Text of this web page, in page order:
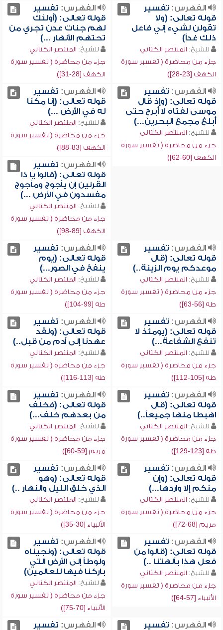
الفهرس: تفسير
قوله تعالى: (ولا
تقولن لشيء إني فاعل
ذلك غداً)
للشيخ: المنتصر الكتاني
جزء من محاضرة ( تفسير سورة
الكهف [23-28])
الفهرس: تفسير
قوله تعالى: (أولئك
لهم جنات عدن تجري من
تحتهم الأنهار ...)
للشيخ: المنتصر الكتاني
جزء من محاضرة ( تفسير سورة
الكهف [28-31])
الفهرس: تفسير
قوله تعالى: (وإذ قال
موسى لفتاه لا أبرح حتى
أبلغ مجمع البحرين...)
للشيخ: المنتصر الكتاني
جزء من محاضرة ( تفسير سورة
الكهف [60-62])
الفهرس: تفسير
قوله تعالى: (إنا مكنا
له في الأرض ...)
للشيخ: المنتصر الكتاني
جزء من محاضرة ( تفسير سورة
الكهف [83-88])
الفهرس: تفسير
قوله تعالى: (قالوا يا ذا
القرنين إن يأجوج ومأجوج
مفسدون في الأرض ...)
للشيخ: المنتصر الكتاني
جزء من محاضرة ( تفسير سورة
الكهف [89-98])
الفهرس: تفسير
قوله تعالى: (قال
موعدكم يوم الزينة..)
للشيخ: المنتصر الكتاني
جزء من محاضرة ( تفسير سورة
طه [56-63])
الفهرس: تفسير
قوله تعالى: (يوم
ينفخ في الصور...)
للشيخ: المنتصر الكتاني
جزء من محاضرة ( تفسير سورة
طه [99-104])
الفهرس: تفسير
قوله تعالى: (يومئذ لا
تنفع الشفاعة...)
للشيخ: المنتصر الكتاني
جزء من محاضرة ( تفسير سورة
طه [105-112])
الفهرس: تفسير
قوله تعالى: (ولقد
عهدنا إلى آدم من قبل..)
للشيخ: المنتصر الكتاني
جزء من محاضرة ( تفسير سورة
طه [113-116])
الفهرس: تفسير
قوله تعالى: (قال
اهبطا منها جميعاً..)
للشيخ: المنتصر الكتاني
جزء من محاضرة ( تفسير سورة
طه [123-129])
الفهرس: تفسير
قوله تعالى: (فخلف
من بعدهم خلف...)
للشيخ: المنتصر الكتاني
جزء من محاضرة ( تفسير سورة
مريم [59-60])
الفهرس: تفسير
قوله تعالى: (وإن
منكم إلا واردها...)
للشيخ: المنتصر الكتاني
جزء من محاضرة ( تفسير سورة
مريم [68-72])
الفهرس: تفسير
قوله تعالى: (وهو
الذي خلق الليل والنهار ..)
للشيخ: المنتصر الكتاني
جزء من محاضرة ( تفسير سورة
الأنبياء [30-35])
الفهرس: تفسير
قوله تعالى: (قالوا من
فعل هذا بآلهتنا ..)
للشيخ: المنتصر الكتاني
جزء من محاضرة ( تفسير سورة
الأنبياء [57-64])
الفهرس: تفسير
قوله تعالى: (ونجيناه
ولوطاً إلى الأرض التي
باركنا فيها للعالمين)
للشيخ: المنتصر الكتاني
جزء من محاضرة ( تفسير سورة
الأنبياء [70-75])
الفهرس: تفسير
الفهرس: تفسير